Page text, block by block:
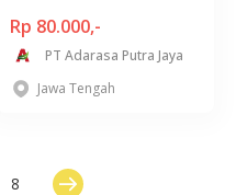
Rp 80.000,-
PT Adarasa Putra Jaya
Jawa Tengah
8